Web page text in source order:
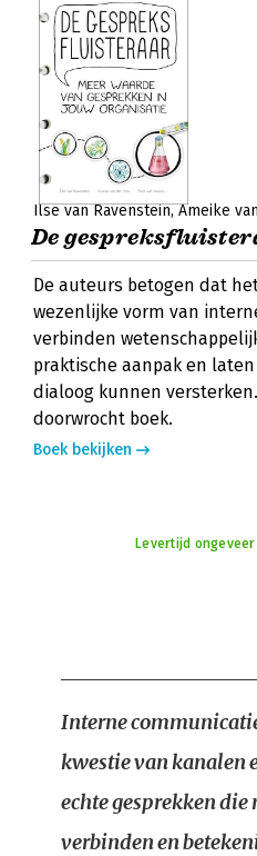
Ilse van Ravenstein Ameike
De
De auteurs betogen dat
wezenlijke vorm van
verbinden
praktische aanpak en
dialoog kunnen
doorwrocht boek.
Boek bekijken
Levertijd
Interne
kwestie van kanalen
echte gesprekken
verbinden en